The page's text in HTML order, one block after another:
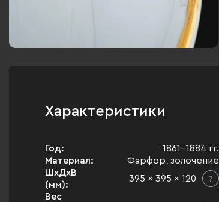
Характеристики
Год:
1861-1884 гг.
Материал:
Фарфор, золочение
ШхДхВ
(мм):
395 x 395 x 120
Вес